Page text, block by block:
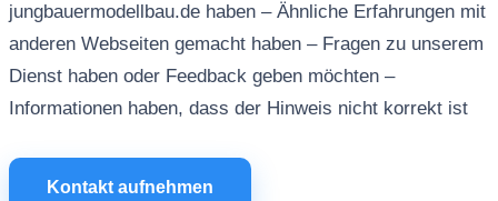
jungbauermodellbau.de haben – Ähnliche Erfahrungen mit
anderen Webseiten gemacht haben – Fragen zu unserem
Dienst haben oder Feedback geben möchten –
Informationen haben, dass der Hinweis nicht korrekt ist
Kontakt aufnehmen